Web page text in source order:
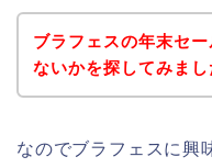
ブラフェスの年末セ
ないかを探してみまし
なのでブラフェスに興